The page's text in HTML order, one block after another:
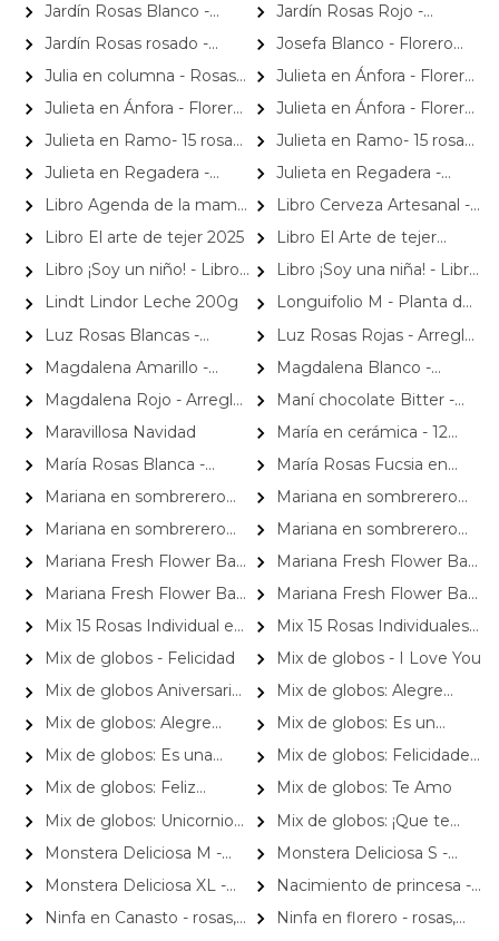
fuscia y minirosas rosado
naranjas e hypericum rojo
Jardín Rosas Blanco -
Arreglo 12 rosas blanco e
hypericum
Jardín Rosas Rojo -
Arreglo con 12 rosas rojo e
hypericum
Jardín Rosas rosado -
Arreglo 12 rosas rosadas e
hypericum
Josefa Blanco - Florero
Plástico 9 rosas e hypericum
Julia en columna - Rosas
blancas, minirosas rosadas
Julieta en Ánfora - Florero
con 10 rosas amarillas y
limonium
Julieta en Ánfora - Florero
con 10 rosas naranjo y
limonium
Julieta en Ánfora - Florero
con 10 rosas rojo y limonium
Julieta en Ramo- 15 rosas
ecuatorianas blanco y
limonium
Julieta en Ramo- 15 rosas
ecuatorianas rojo y limonium
Julieta en Regadera -
Arreglo 10 rosas blanco y
gypo
Julieta en Regadera -
Arreglo 10 rosas rojo y gypo
Libro Agenda de la mamá
y el bebé
Libro Cerveza Artesanal -
Elaboración Propia
Libro El arte de tejer 2025
Libro El Arte de tejer
CROCHET 2025
Libro ¡Soy un niño! - Libro
de regalo para nacimiento de
niño
Libro ¡Soy una niña! - Libro
de regalo para nacimiento de
niña
Lindt Lindor Leche 200g
Longuifolio M - Planta de
interior en macetero
Luz Rosas Blancas -
Arreglo floral en canasto
circular con gerberas blancas,
rosas blancas y astromelias
blancas
Luz Rosas Rojas - Arreglo
floral en canasto circular con
gerberas blancas, rosas rojas y
astromelias blancas
Magdalena Amarillo -
Arreglo floral con rosas,
gerbera y astromelias
amarillas
Magdalena Blanco -
Arreglo floral con rosas,
gerbera y astromelias blancas
Magdalena Rojo - Arreglo
floral con rosas, gerbera y
astromelias rojas
Maní chocolate Bitter -
maní bañado en chocolate
62% cacao Piwen
Maravillosa Navidad
María en cerámica - 12
rosas rojo, leucadendro y
limonium
María Rosas Blanca -
Arreglo floral con 18 rosas
María Rosas Fucsia en
Regadera - Arreglo floral en
con rosas fucsias y gypso
Mariana en sombrerero
amarillo - Arreglo floral con
limonium
Mariana en sombrerero
naranjo - Arreglo floral con
limonium
Mariana en sombrerero
rojo - Arreglo floral con
limonium
Mariana en sombrerero
rosado - Arreglo floral con
limonium
Mariana Fresh Flower Bag
Amarillo - Arreglo Floral con
limonium
Mariana Fresh Flower Bag
Blanco - Arreglo Floral con
limonium blanco
Mariana Fresh Flower Bag
Rojo - Arreglo Floral con
limonium
Mariana Fresh Flower Bag
Rosado - Arreglo Floral con
limonium
Mix 15 Rosas Individual en
Ramo - Pack de 15 mini
ramos de rosas individuales,
hypericum y limonium
Mix 15 Rosas Individuales -
Pack de 15 rosas individuales
de colores surtidos envueltas
en papel.
Mix de globos - Felicidad
Mix de globos - I Love You
Mix de globos Aniversario
- Arreglo de globos para
aniversario
Mix de globos: Alegre
llegada Baby Boy
Mix de globos: Alegre
llegada Baby Girl
Mix de globos: Es un
Ni&ntilde;o
Mix de globos: Es una
Ni&ntilde;a
Mix de globos: Felicidades
Graduado
Mix de globos: Feliz
Cumplea&ntilde;os
Mix de globos: Te Amo
Mix de globos: Unicornio
Mágico Cumpleaños
Mix de globos: ¡Que te
mejores!
Monstera Deliciosa M -
Planta de interior en
macetero
Monstera Deliciosa S -
Planta de interior en
macetero
Monstera Deliciosa XL -
Planta de interior en
macetero
Nacimiento de princesa -
Arreglo floral para nacimiento
de niña en canasto con globo
Ninfa en Canasto - rosas,
Ninfa en florero - rosas,